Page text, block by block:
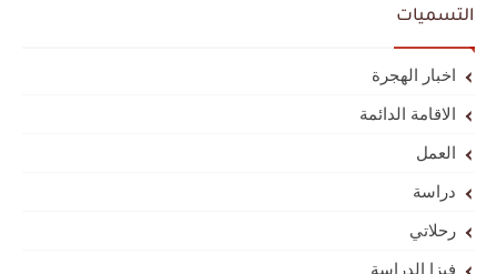
التسميات
اخبار الهجرة
الاقامة الدائمة
العمل
دراسة
رحلاتي
فيزا الدراسة